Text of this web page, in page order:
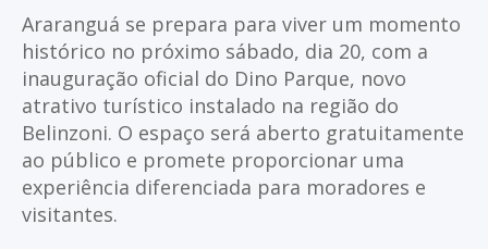
Araranguá se prepara para viver um momento
histórico no próximo sábado, dia 20, com a
inauguração oficial do Dino Parque, novo
atrativo turístico instalado na região do
Belinzoni. O espaço será aberto gratuitamente
ao público e promete proporcionar uma
experiência diferenciada para moradores e
visitantes.